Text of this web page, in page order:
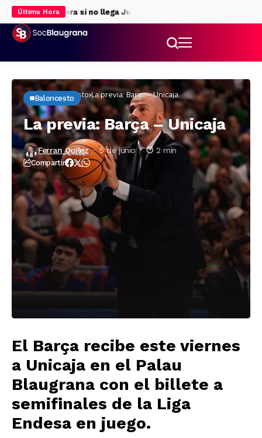
Última Hora
la delantera si no llega Julián Álvarez
Inicio Baloncesto La previa: Barça – Unicaja
Baloncesto
La previa: Barça – Unicaja
Ferran Quilez 5 de junio 2 min
Compartir
El Barça recibe este viernes
a Unicaja en el Palau
Blaugrana con el billete a
semifinales de la Liga
Endesa en juego.